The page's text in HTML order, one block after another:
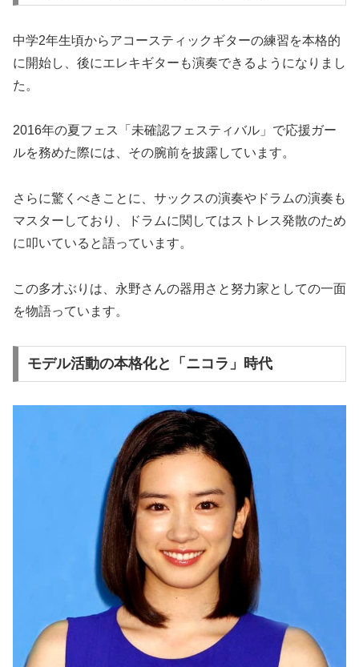
中学2年生頃からアコースティックギターの練習を本格的
に開始し、後にエレキギターも演奏できるようになりまし
た。
2016年の夏フェス「未確認フェスティバル」で応援ガー
ルを務めた際には、その腕前を披露しています。
さらに驚くべきことに、サックスの演奏やドラムの演奏も
マスターしており、ドラムに関してはストレス発散のため
に叩いていると語っています。
この多才ぶりは、永野さんの器用さと努力家としての一面
を物語っています。
モデル活動の本格化と「ニコラ」時代